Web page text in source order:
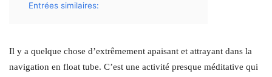
Entrées similaires:
Il y a quelque chose d’extrêmement apaisant et attrayant dans la
navigation en float tube. C’est une activité presque méditative qui